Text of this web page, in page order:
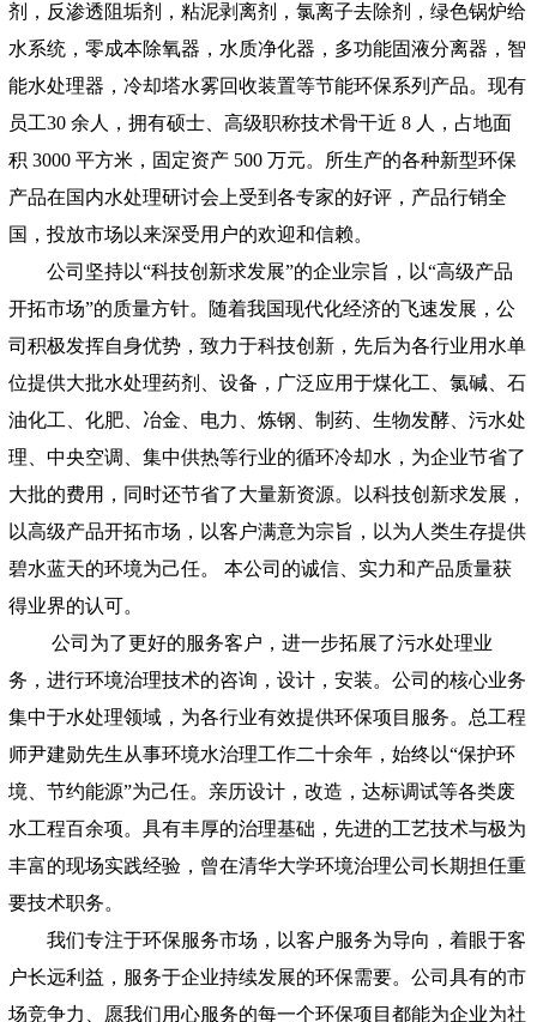
剂，反渗透阻垢剂，粘泥剥离剂，氯离子去除剂，绿色锅炉给
水系统，零成本除氧器，水质净化器，多功能固液分离器，智
能水处理器，冷却塔水雾回收装置等节能环保系列产品。现有
员工30 余人，拥有硕士、高级职称技术骨干近 8 人，占地面
积 3000 平方米，固定资产 500 万元。所生产的各种新型环保
产品在国内水处理研讨会上受到各专家的好评，产品行销全
国，投放市场以来深受用户的欢迎和信赖。
公司坚持以“科技创新求发展”的企业宗旨，以“高级产品
开拓市场”的质量方针。随着我国现代化经济的飞速发展，公
司积极发挥自身优势，致力于科技创新，先后为各行业用水单
位提供大批水处理药剂、设备，广泛应用于煤化工、氯碱、石
油化工、化肥、冶金、电力、炼钢、制药、生物发酵、污水处
理、中央空调、集中供热等行业的循环冷却水，为企业节省了
大批的费用，同时还节省了大量新资源。以科技创新求发展，
以高级产品开拓市场，以客户满意为宗旨，以为人类生存提供
碧水蓝天的环境为己任。 本公司的诚信、实力和产品质量获
得业界的认可。
公司为了更好的服务客户，进一步拓展了污水处理业
务，进行环境治理技术的咨询，设计，安装。公司的核心业务
集中于水处理领域，为各行业有效提供环保项目服务。总工程
师尹建勋先生从事环境水治理工作二十余年，始终以“保护环
境、节约能源”为己任。亲历设计，改造，达标调试等各类废
水工程百余项。具有丰厚的治理基础，先进的工艺技术与极为
丰富的现场实践经验，曾在清华大学环境治理公司长期担任重
要技术职务。
我们专注于环保服务市场，以客户服务为导向，着眼于客
户长远利益，服务于企业持续发展的环保需要。公司具有的市
场竞争力、愿我们用心服务的每一个环保项目都能为企业为社